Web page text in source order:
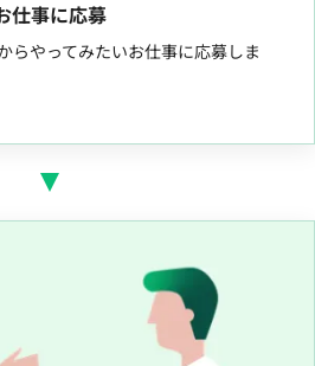
仕事に応募
らやってみたいお仕事に応募しま